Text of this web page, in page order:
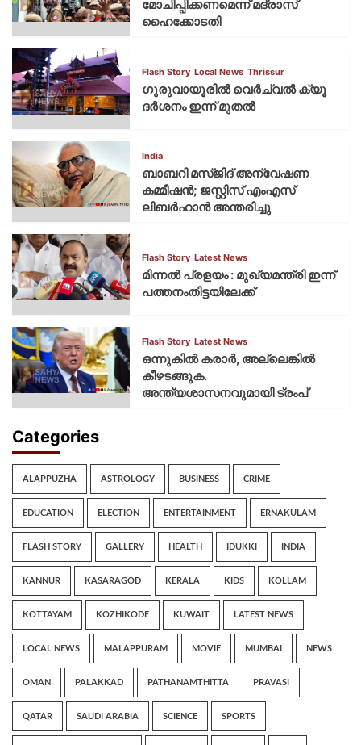
മോചിപ്പിക്കണമെന്ന് മദ്രാസ്
ഹൈക്കോടതി
Flash Story Local News Thrissur
ഗുരുവായൂരില്‍ വെര്‍ച്വല്‍ ക്യൂ
ദര്‍ശനം ഇന്ന് മുതല്‍
India
ബാബറി മസ്ജിദ് അന്വേഷണ
കമ്മീഷന്‍; ജസ്റ്റിസ് എംഎസ്
ലിബര്‍ഹാന്‍ അന്തരിച്ചു
Flash Story Latest News
മിന്നല്‍ പ്രളയം : മുഖ്യമന്ത്രി ഇന്ന്
പത്തനംതിട്ടയിലേക്ക്
Flash Story Latest News
ഒന്നുകില്‍ കരാര്‍, അല്ലെങ്കില്‍
കീഴടങ്ങുക.
അന്ത്യശാസനവുമായി ട്രംപ്
Categories
ALAPPUZHA ASTROLOGY BUSINESS CRIME
EDUCATION ELECTION ENTERTAINMENT ERNAKULAM
FLASH STORY GALLERY HEALTH IDUKKI INDIA
KANNUR KASARAGOD KERALA KIDS KOLLAM
KOTTAYAM KOZHIKODE KUWAIT LATEST NEWS
LOCAL NEWS MALAPPURAM MOVIE MUMBAI NEWS
OMAN PALAKKAD PATHANAMTHITTA PRAVASI
QATAR SAUDI ARABIA SCIENCE SPORTS